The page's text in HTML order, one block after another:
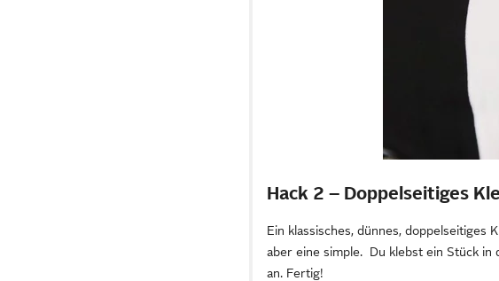
Hack 2 – Doppelseitiges
Ein klassisches, dünnes, doppelseitiges
aber eine simple. Du klebst ein Stück
an. Fertig!